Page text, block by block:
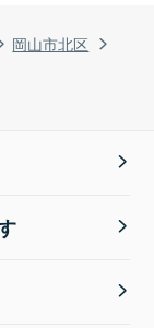
岡山市北区